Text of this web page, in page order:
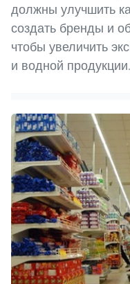
должны улучшить
создать бренды и
чтобы увеличить
и водной продукции.